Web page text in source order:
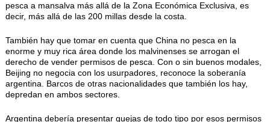
pesca a mansalva más allá de la Zona Económica Exclusiva, es
decir, más allá de las 200 millas desde la costa.
También hay que tomar en cuenta que China no pesca en la
enorme y muy rica área donde los malvinenses se arrogan el
derecho de vender permisos de pesca. Con o sin buenos modales,
Beijing no negocia con los usurpadores, reconoce la soberanía
argentina. Barcos de otras nacionalidades que también los hay,
depredan en ambos sectores.
Argentina debería presentar quejas de todo tipo por esos permisos